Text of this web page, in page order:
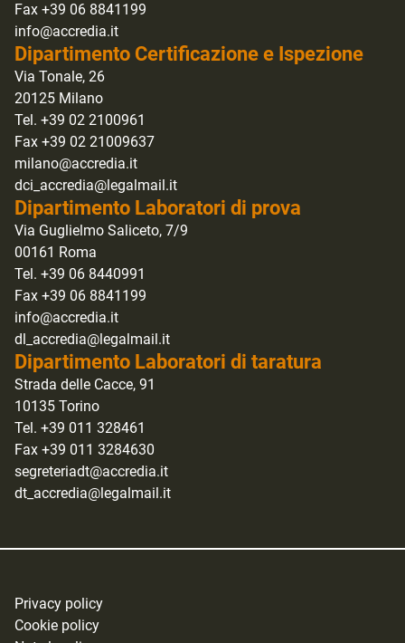
Fax +39 06 8841199
info@accredia.it
Dipartimento Certificazione e Ispezione
Via Tonale, 26
20125 Milano
Tel. +39 02 2100961
Fax +39 02 21009637
milano@accredia.it
dci_accredia@legalmail.it
Dipartimento Laboratori di prova
Via Guglielmo Saliceto, 7/9
00161 Roma
Tel. +39 06 8440991
Fax +39 06 8841199
info@accredia.it
dl_accredia@legalmail.it
Dipartimento Laboratori di taratura
Strada delle Cacce, 91
10135 Torino
Tel. +39 011 328461
Fax +39 011 3284630
segreteriadt@accredia.it
dt_accredia@legalmail.it
Privacy policy
Cookie policy